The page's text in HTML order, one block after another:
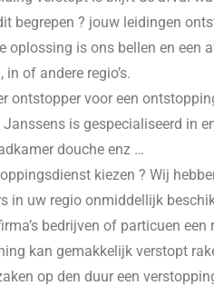
begrepen ? jouw leidingen
oplossing is ons bellen en een
in of andere regio’s.
ontstopper voor een
is gespecialiseerd in
douche enz …
kiezen ? Wij
in uw regio onmiddellijk
bedrijven of particuen
kan gemakkelijk verstopt
op den duur een